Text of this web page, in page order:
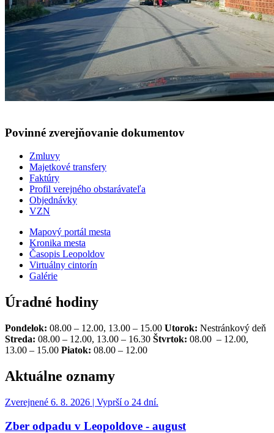
Povinné zverejňovanie dokumentov
Zmluvy
Majetkové transfery
Faktúry
Profil verejného obstarávateľa
Objednávky
VZN
Mapový portál mesta
Kronika mesta
Časopis Leopoldov
Virtuálny cintorín
Galérie
Úradné hodiny
Pondelok: 08.00 – 12.00, 13.00 – 15.00 Utorok: Nestránkový deň
Streda: 08.00 – 12.00, 13.00 – 16.30 Štvrtok: 08.00 – 12.00,
13.00 – 15.00 Piatok: 08.00 – 12.00
Aktuálne oznamy
Zverejnené 6. 8. 2026 | Vyprší o 24 dní.
Zber odpadu v Leopoldove - august